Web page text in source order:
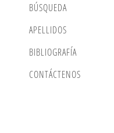
BÚSQUEDA
APELLIDOS
BIBLIOGRAFÍA
CONTÁCTENOS